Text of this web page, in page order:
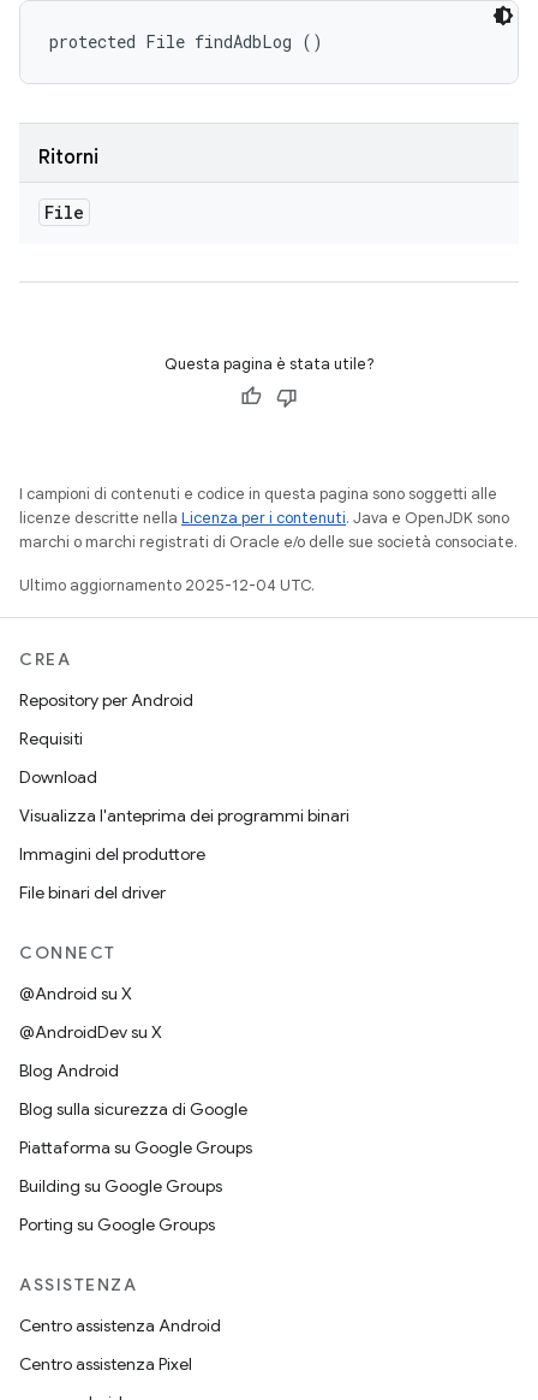
protected File findAdbLog ()
Ritorni
File
Questa pagina è stata utile?
I campioni di contenuti e codice in questa pagina sono soggetti alle
licenze descritte nella Licenza per i contenuti. Java e OpenJDK sono
marchi o marchi registrati di Oracle e/o delle sue società consociate.
Ultimo aggiornamento 2025-12-04 UTC.
CREA
Repository per Android
Requisiti
Download
Visualizza l'anteprima dei programmi binari
Immagini del produttore
File binari del driver
CONNECT
@Android su X
@AndroidDev su X
Blog Android
Blog sulla sicurezza di Google
Piattaforma su Google Groups
Building su Google Groups
Porting su Google Groups
ASSISTENZA
Centro assistenza Android
Centro assistenza Pixel